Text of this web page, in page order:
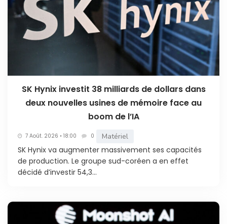
SK Hynix investit 38 milliards de dollars dans
deux nouvelles usines de mémoire face au
boom de l’IA
7 Août. 2026 • 18:00 0 Matériel
SK Hynix va augmenter massivement ses capacités
de production. Le groupe sud-coréen a en effet
décidé d’investir 54,3...